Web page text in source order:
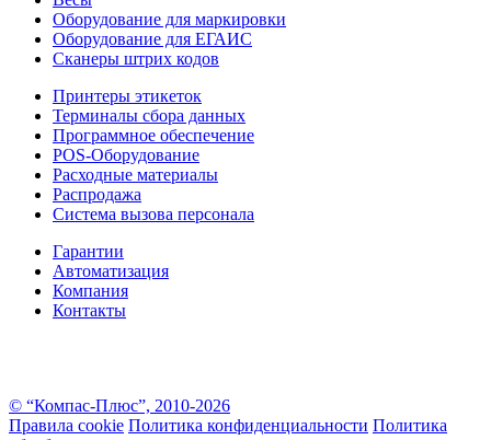
Оборудование для маркировки
Оборудование для ЕГАИС
Сканеры штрих кодов
Принтеры этикеток
Терминалы сбора данных
Программное обеспечение
POS-Оборудование
Расходные материалы
Распродажа
Система вызова персонала
Гарантии
Автоматизация
Компания
Контакты
© “Компас-Плюс”, 2010-2026
Правила cookie Политика конфиденциальности Политика